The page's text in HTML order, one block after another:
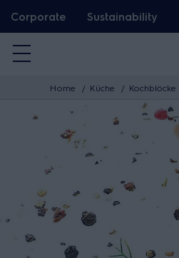
W
e
n
Corporate Sustainability
Home Küche Kochblöcke